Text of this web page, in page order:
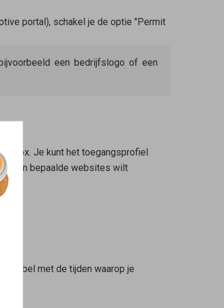
portal), schakel je de optie "Permit
een bedrijfslogo of een
Je kunt het toegangsprofiel
van bepaalde websites wilt
tabel met de tijden waarop je